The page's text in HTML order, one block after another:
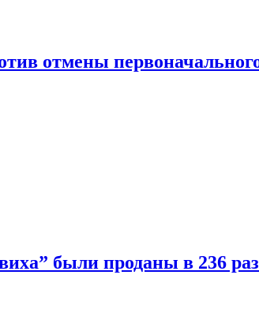
отмены первоначального
были проданы в 236